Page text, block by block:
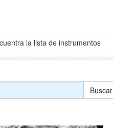
la lista de instrumentos
Buscar